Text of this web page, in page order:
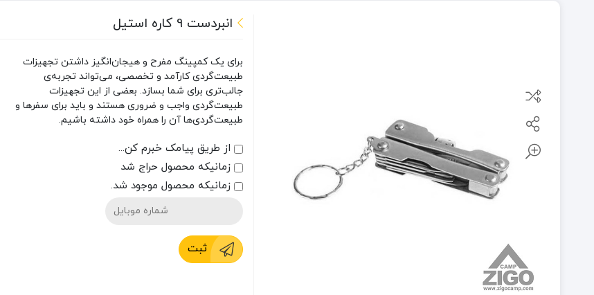
انبردست 9 کاره استیل
برای یک کمپینگ مفرح و هیجان‌انگیز داشتن تجهیزات
طبیعت‌گردی کارآمد و تخصصی، می‌تواند تجربه‌ی
جالب‌تری برای شما بسازد. بعضی از این تجهیزات
طبیعت‌گردی واجب و ضروری هستند و باید برای سفرها و
طبیعت‌گردی‌ها آن را همراه خود داشته باشیم.
از طریق پیامک خبرم کن...
زمانیکه محصول حراج شد
زمانیکه محصول موجود شد.
ثبت